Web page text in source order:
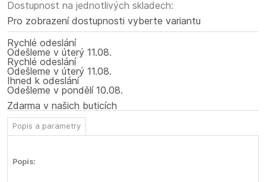
Dostupnost na jednotlivých skladech:
Pro zobrazení dostupnosti vyberte variantu
Rychlé odeslání
Odešleme v úterý 11.08.
Rychlé odeslání
Odešleme v úterý 11.08.
Ihned k odeslání
Odešleme v pondělí10.08.
Zdarma v našich buticích
Popis a parametry
Popis: